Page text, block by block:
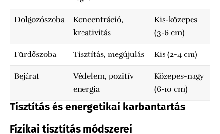
Dolgozószoba
Koncentráció,
kreativitás
Kis-közepes
(3-6 cm)
Fürdőszoba Tisztítás, megújulás Kis (2-4 cm)
Bejárat
Védelem, pozitív
energia
Közepes-nagy
(6-10 cm)
Tisztítás és energetikai karbantartás
Fizikai tisztítás módszerei